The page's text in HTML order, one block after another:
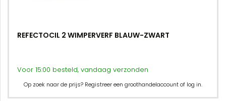
REFECTOCIL 2 WIMPERVERF BLAUW-ZWART
Voor 15:00 besteld, vandaag verzonden
Op zoek naar de prijs? Registreer een groothandelaccount of log in.